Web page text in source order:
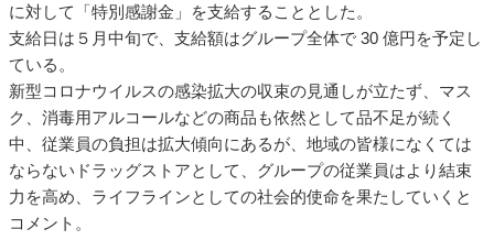
に対して「特別感謝金」を支給することとした。
支給日は５月中旬で、支給額はグループ全体で 30 億円を予定し
ている。
新型コロナウイルスの感染拡大の収束の見通しが立たず、マス
ク、消毒用アルコールなどの商品も依然として品不足が続く
中、従業員の負担は拡大傾向にあるが、地域の皆様になくては
ならないドラッグストアとして、グループの従業員はより結束
力を高め、ライフラインとしての社会的使命を果たしていくと
コメント。